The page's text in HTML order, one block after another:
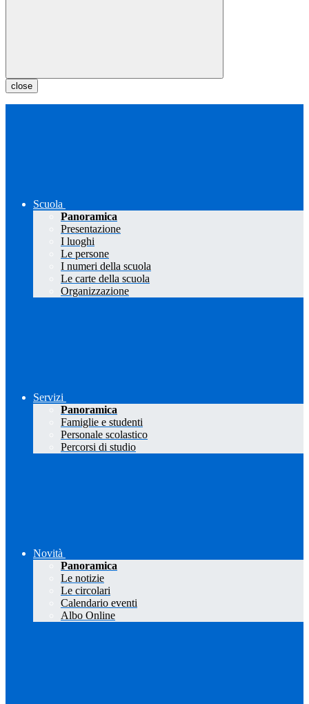
close
Scuola
Panoramica
Presentazione
I luoghi
Le persone
I numeri della scuola
Le carte della scuola
Organizzazione
Servizi
Panoramica
Famiglie e studenti
Personale scolastico
Percorsi di studio
Novità
Panoramica
Le notizie
Le circolari
Calendario eventi
Albo Online